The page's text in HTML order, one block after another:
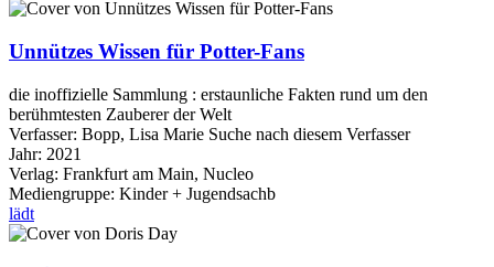
Unnützes Wissen für Potter-Fans
die inoffizielle Sammlung : erstaunliche Fakten rund um den
berühmtesten Zauberer der Welt
Verfasser: Bopp, Lisa Marie Suche nach diesem Verfasser
Jahr: 2021
Verlag: Frankfurt am Main, Nucleo
Mediengruppe: Kinder + Jugendsachb
lädt